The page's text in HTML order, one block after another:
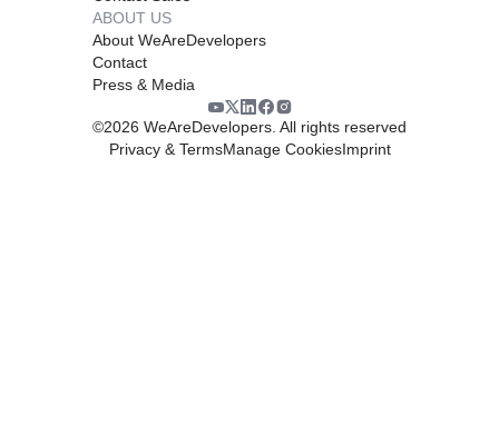
ABOUT US
About WeAreDevelopers
Contact
Press & Media
©2026 WeAreDevelopers. All rights reserved
Privacy & TermsManage CookiesImprint